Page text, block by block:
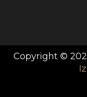
Copyright ©